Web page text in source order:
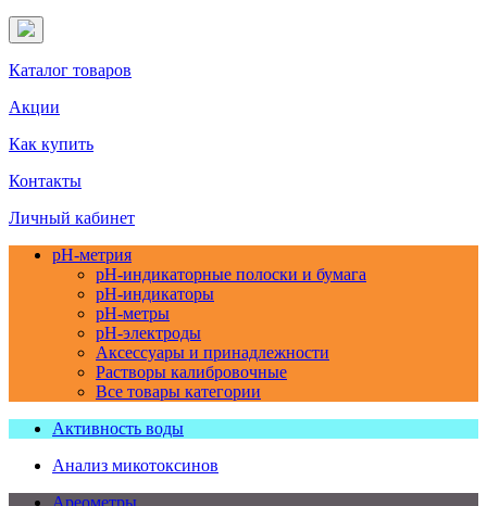
Каталог товаров
Акции
Как купить
Контакты
Личный кабинет
pH-метрия
pH-индикаторные полоски и бумага
pH-индикаторы
pH-метры
pH-электроды
Аксессуары и принадлежности
Растворы калибровочные
Все товары категории
Активность воды
Анализ микотоксинов
Ареометры